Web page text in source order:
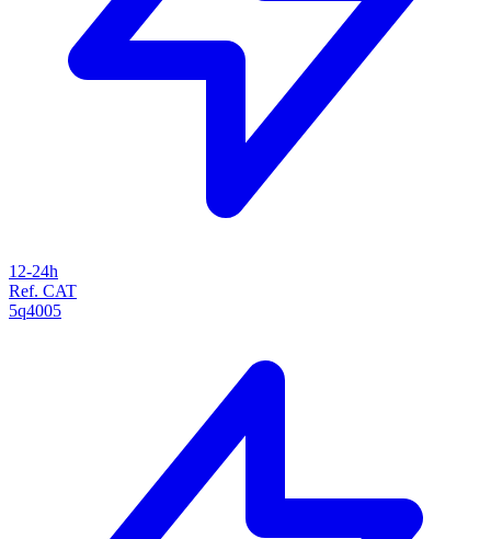
12-24h
Ref. CAT
5q4005